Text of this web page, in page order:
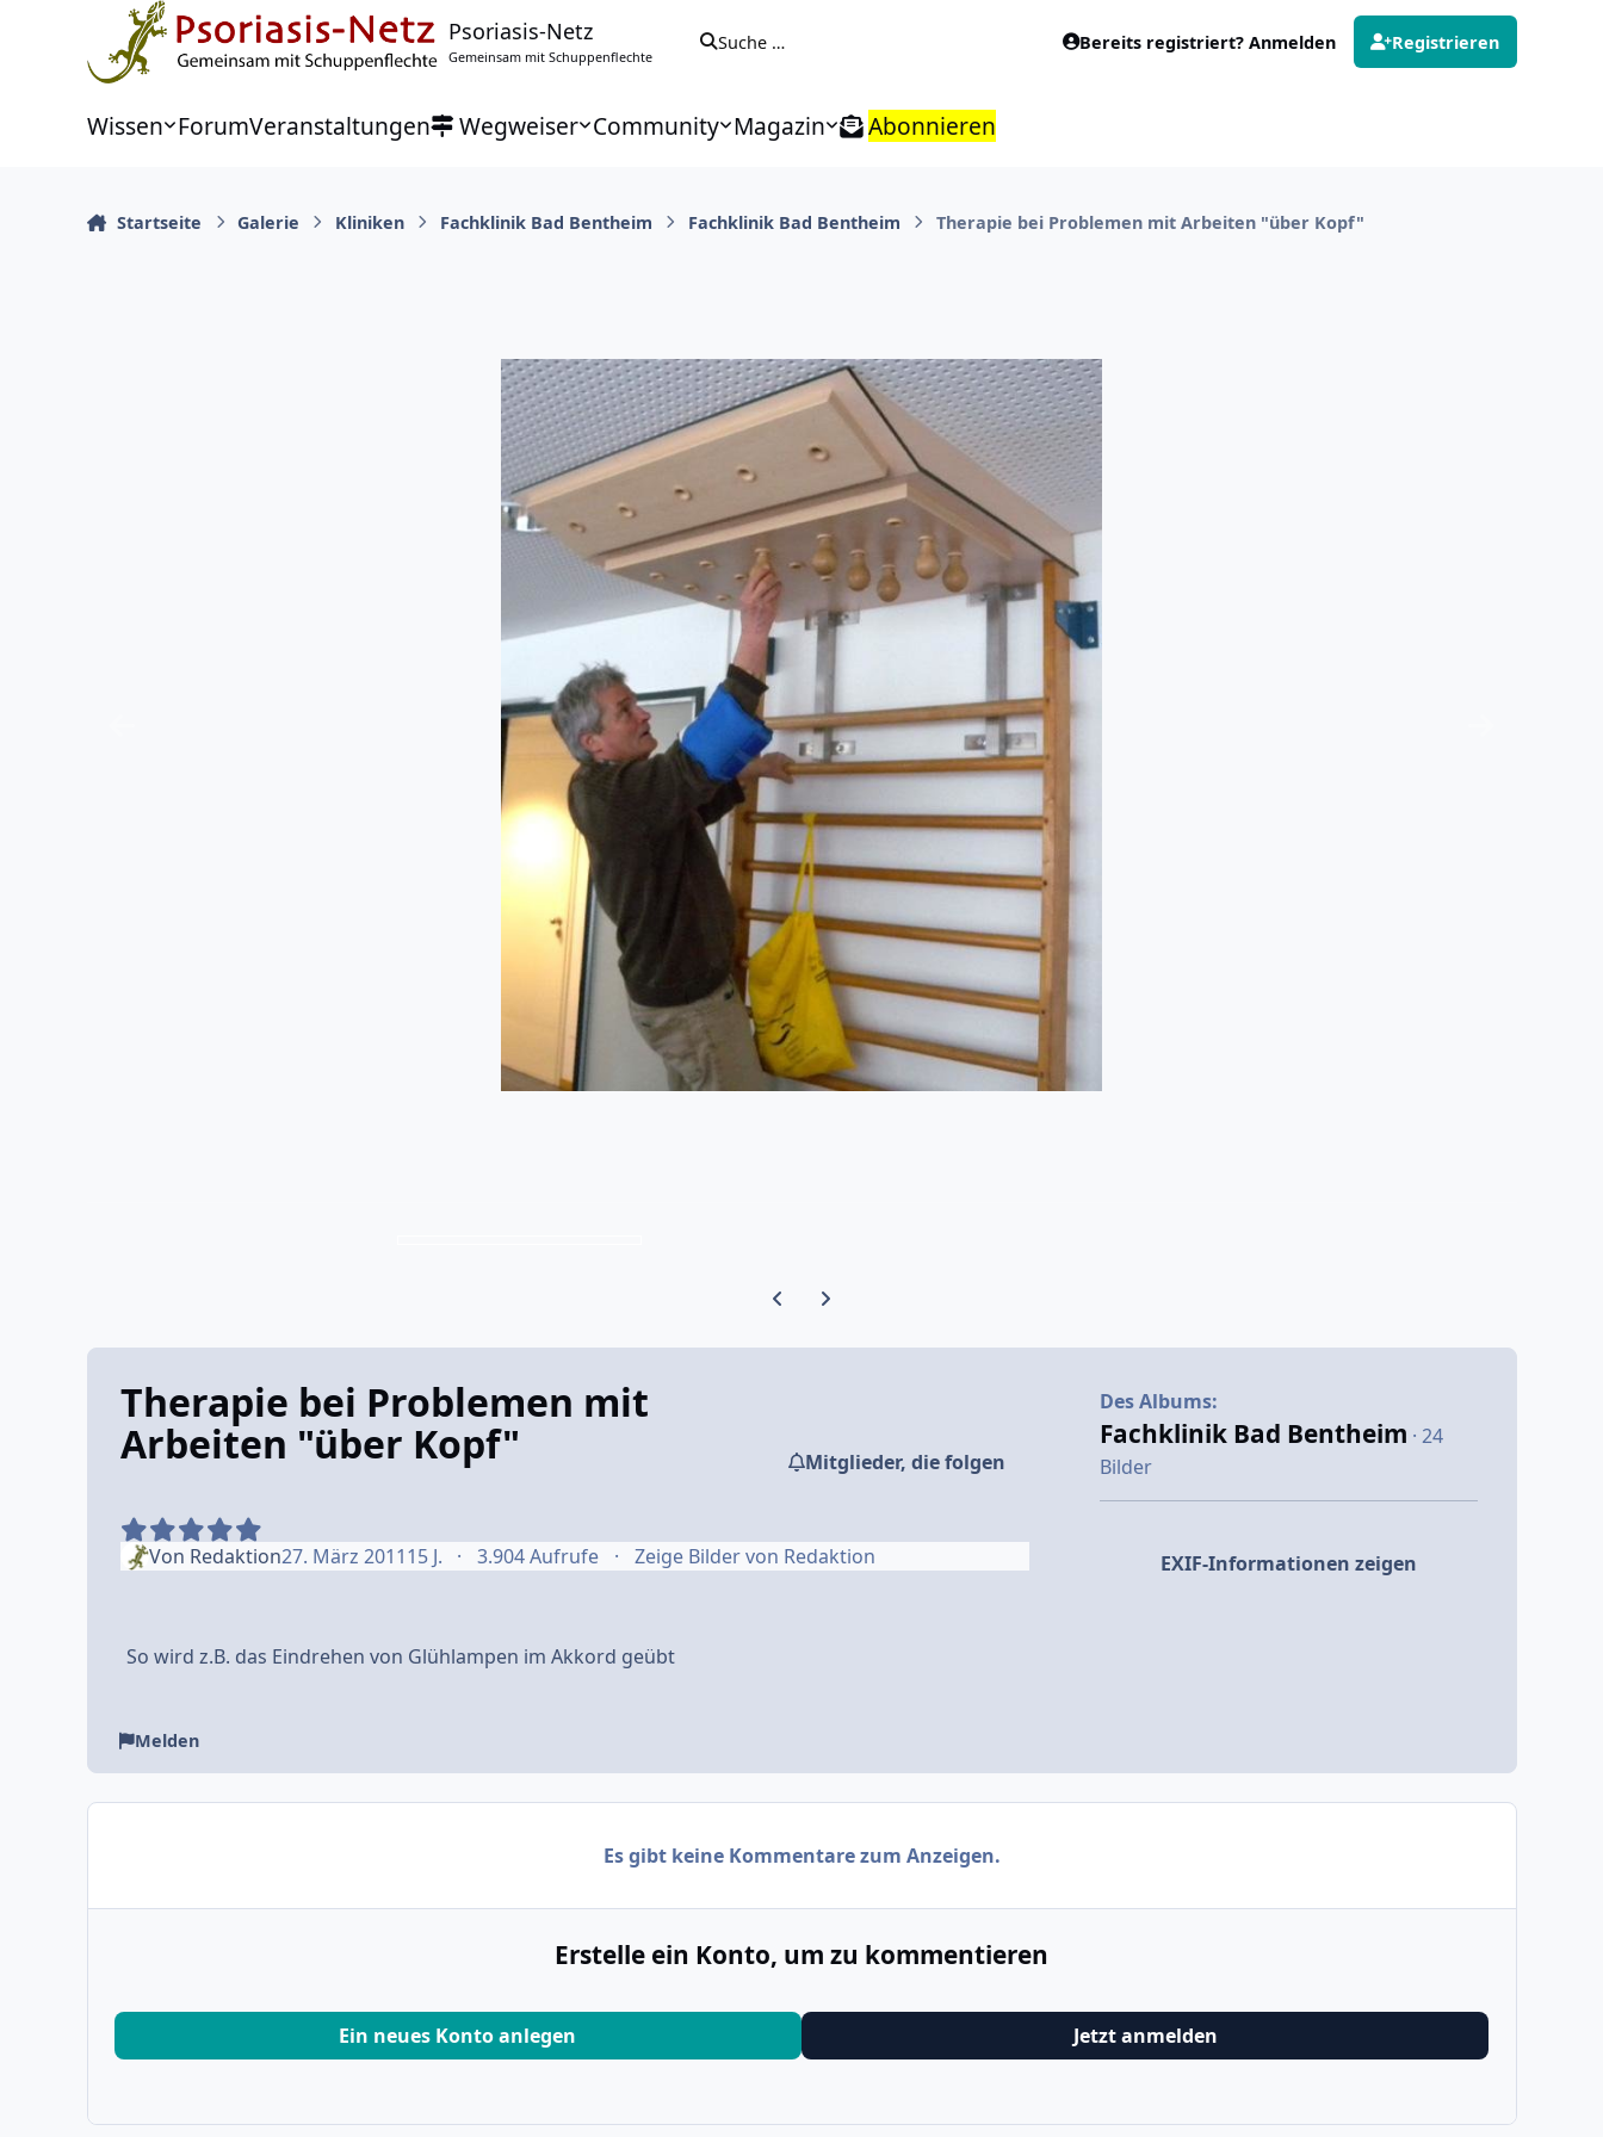
Zu Inhalt springen
Psoriasis-Netz
Gemeinsam mit Schuppenflechte
Suche … Bereits registriert? Anmelden Registrieren
Wissen ForumVeranstaltungen Wegweiser Community Magazin Abonnieren
Startseite Galerie Kliniken Fachklinik Bad Bentheim Fachklinik Bad Bentheim Therapie bei Problemen mit Arbeiten "über Kopf"
Vorherige Karussell-Folie
Nächste Karussell-Folie
Therapie bei Problemen mit
Arbeiten "über Kopf"
Mitglieder, die folgen
Von Redaktion27. März 201115 J. 3.904 Aufrufe Zeige Bilder von Redaktion
So wird z.B. das Eindrehen von Glühlampen im Akkord geübt
Melden
Des Albums:
Fachklinik Bad Bentheim · 24
Bilder
EXIF-Informationen zeigen
Es gibt keine Kommentare zum Anzeigen.
Erstelle ein Konto, um zu kommentieren
Ein neues Konto anlegen Jetzt anmelden